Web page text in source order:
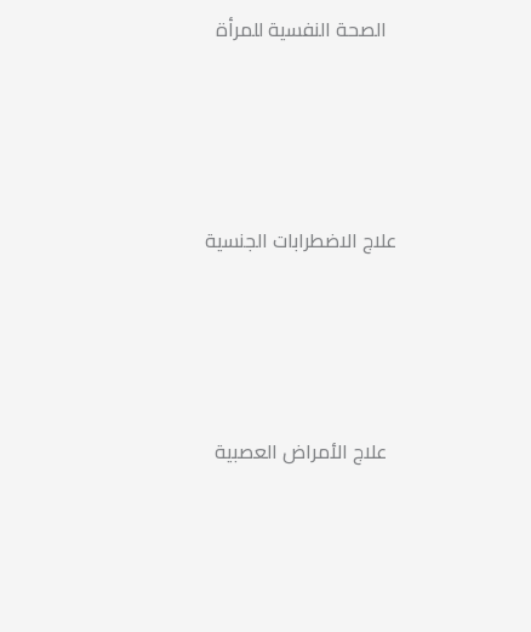
الصحة النفسية للمرأة
علاج الاضطرابات الجنسية
علاج الأمراض العصبية